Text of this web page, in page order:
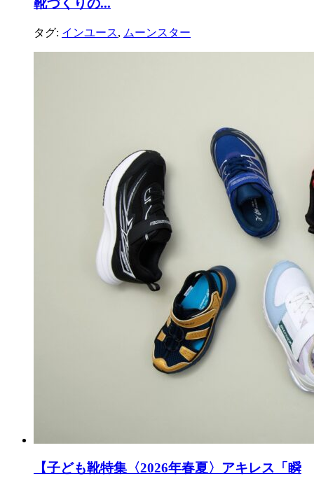
靴づくりの...
タグ: インユース, ムーンスター
【子ども靴特集〈2026年春夏〉アキレス「瞬